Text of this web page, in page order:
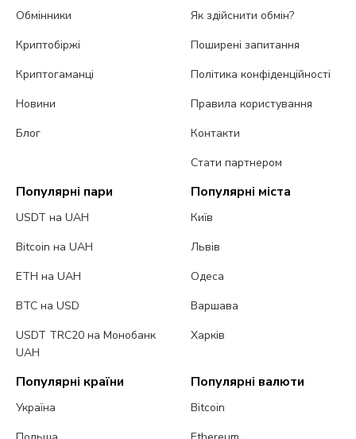
Обмінники
Криптобіржі
Криптогаманці
Новини
Блог
Як здійснити обмін?
Поширені запитання
Політика конфіденційності
Правила користування
Контакти
Стати партнером
Популярні пари
USDT на UAH
Bitcoin на UAH
ETH на UAH
BTC на USD
USDT TRC20 на Монобанк
UAH
Популярні міста
Київ
Львів
Одеса
Варшава
Харків
Популярні країни
Україна
Популярні валюти
Bitcoin